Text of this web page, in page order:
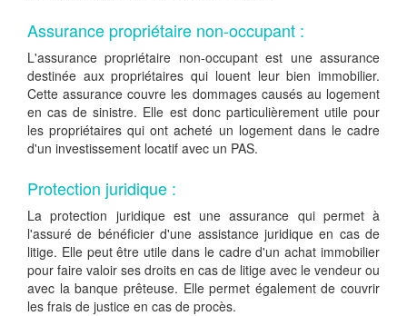
Assurance propriétaire non-occupant :
L'assurance propriétaire non-occupant est une assurance
destinée aux propriétaires qui louent leur bien immobilier.
Cette assurance couvre les dommages causés au logement
en cas de sinistre. Elle est donc particulièrement utile pour
les propriétaires qui ont acheté un logement dans le cadre
d'un investissement locatif avec un PAS.
Protection juridique :
La protection juridique est une assurance qui permet à
l'assuré de bénéficier d'une assistance juridique en cas de
litige. Elle peut être utile dans le cadre d'un achat immobilier
pour faire valoir ses droits en cas de litige avec le vendeur ou
avec la banque prêteuse. Elle permet également de couvrir
les frais de justice en cas de procès.